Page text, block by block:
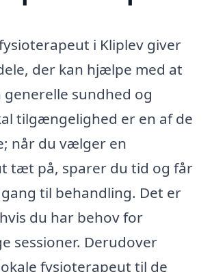
i Kliplev giver
der kan hjælpe med at
sundhed og
tilgængelighed er en af de
når du vælger en
tæt på, sparer du tid og får
til behandling. Det er
du har behov for
sessioner. Derudover
fysioterapeut til de